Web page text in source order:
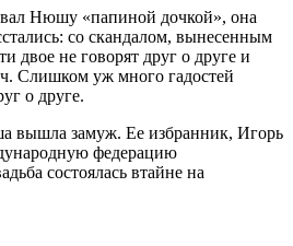
Нюшу «папиной дочкой», она
со скандалом, вынесенным
двое не говорят друг о друге и
Слишком уж много гадостей
о друге.
вышла замуж. Ее избранник, Игорь
федерацию
состоялась втайне на